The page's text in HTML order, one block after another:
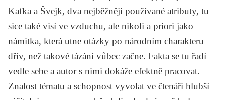
Kafka a Švejk, dva nejběžněji používané atributy, tu
sice také visí ve vzduchu, ale nikoli a priori jako
námitka, která utne otázky po národním charakteru
dřív, než takové tázání vůbec začne. Fakta se tu řadí
vedle sebe a autor s nimi dokáže efektně pracovat.
Znalost tématu a schopnost vyvolat ve čtenáři hlubší